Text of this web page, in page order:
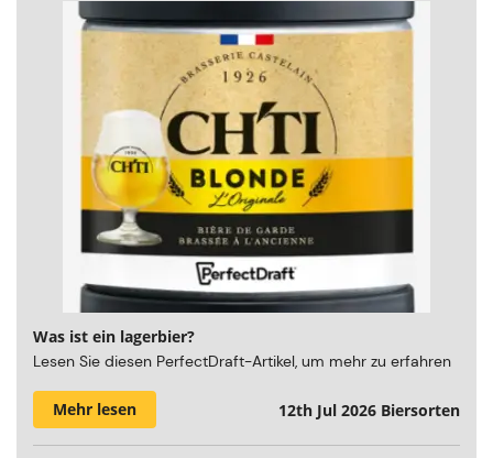
Was ist ein lagerbier?
Lesen Sie diesen PerfectDraft-Artikel, um mehr zu erfahren
Mehr lesen 12th Jul 2026 Biersorten